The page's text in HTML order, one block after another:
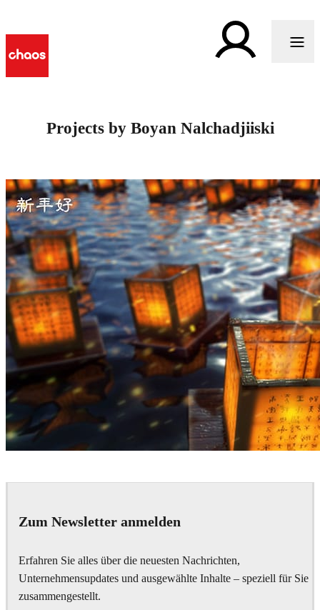
Projects by Boyan Nalchadjiiski
Zum Newsletter anmelden
Erfahren Sie alles über die neuesten Nachrichten,
Unternehmensupdates und ausgewählte Inhalte – speziell für Sie
zusammengestellt.